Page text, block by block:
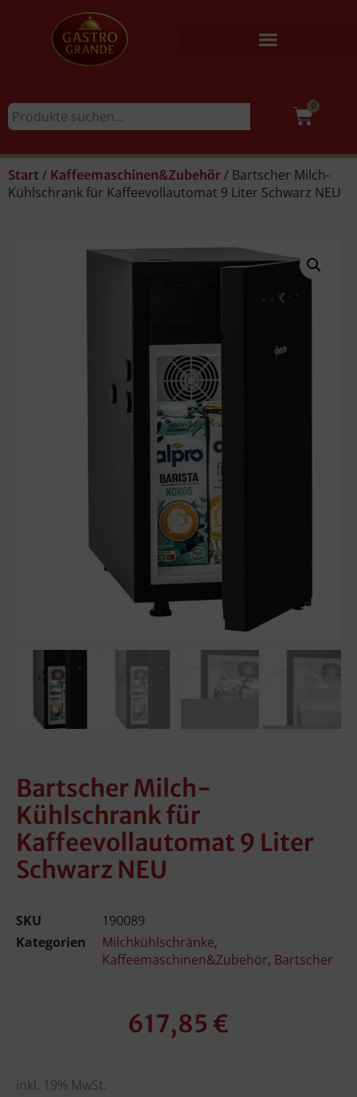
0
Start / Kaffeemaschinen&Zubehör / Bartscher Milch-
Kühlschrank für Kaffeevollautomat 9 Liter Schwarz NEU
Bartscher Milch-
Kühlschrank für
Kaffeevollautomat 9 Liter
Schwarz NEU
SKU
190089
Kategorien
Milchkühlschränke,
Kaffeemaschinen&Zubehör, Bartscher
617,85 €
inkl. 19% MwSt.